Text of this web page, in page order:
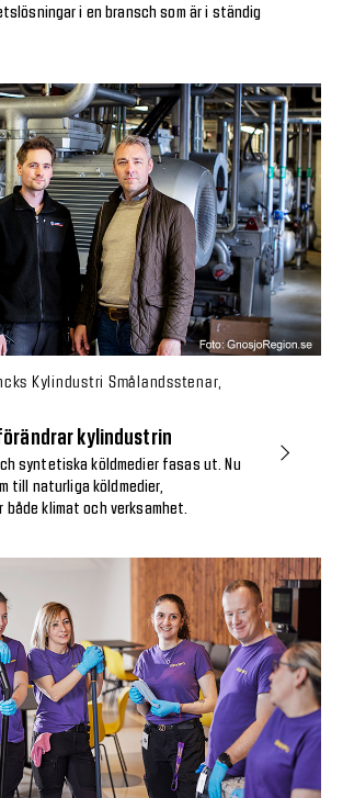
i en bransch som är i ständig
Kylindustri Smålandsstenar,
kylindustrin
syntetiska köldmedier fasas ut. Nu
till naturliga köldmedier,
klimat och verksamhet.